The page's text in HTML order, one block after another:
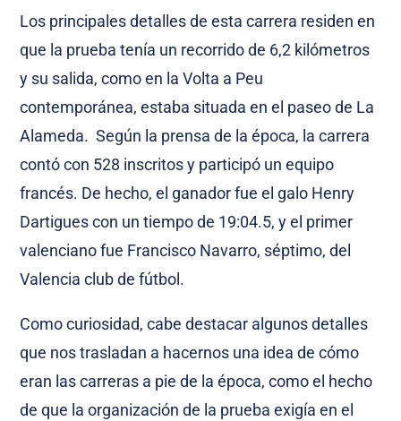
Los principales detalles de esta carrera residen en
que la prueba tenía un recorrido de 6,2 kilómetros
y su salida, como en la Volta a Peu
contemporánea, estaba situada en el paseo de La
Alameda. Según la prensa de la época, la carrera
contó con 528 inscritos y participó un equipo
francés. De hecho, el ganador fue el galo Henry
Dartigues con un tiempo de 19:04.5, y el primer
valenciano fue Francisco Navarro, séptimo, del
Valencia club de fútbol.
Como curiosidad, cabe destacar algunos detalles
que nos trasladan a hacernos una idea de cómo
eran las carreras a pie de la época, como el hecho
de que la organización de la prueba exigía en el